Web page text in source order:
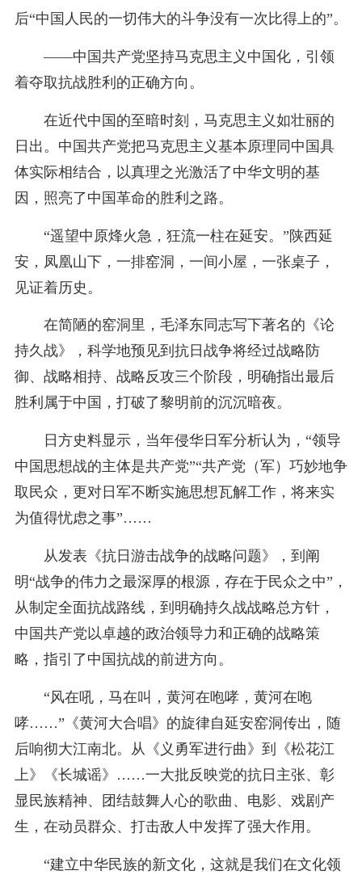
后“中国人民的一切伟大的斗争没有一次比得上的”。
——中国共产党坚持马克思主义中国化，引领
着夺取抗战胜利的正确方向。
在近代中国的至暗时刻，马克思主义如壮丽的
日出。中国共产党把马克思主义基本原理同中国具
体实际相结合，以真理之光激活了中华文明的基
因，照亮了中国革命的胜利之路。
“遥望中原烽火急，狂流一柱在延安。”陕西延
安，凤凰山下，一排窑洞，一间小屋，一张桌子，
见证着历史。
在简陋的窑洞里，毛泽东同志写下著名的《论
持久战》，科学地预见到抗日战争将经过战略防
御、战略相持、战略反攻三个阶段，明确指出最后
胜利属于中国，打破了黎明前的沉沉暗夜。
日方史料显示，当年侵华日军分析认为，“领导
中国思想战的主体是共产党”“共产党（军）巧妙地争
取民众，更对日军不断实施思想瓦解工作，将来实
为值得忧虑之事”……
从发表《抗日游击战争的战略问题》，到阐
明“战争的伟力之最深厚的根源，存在于民众之中”，
从制定全面抗战路线，到明确持久战战略总方针，
中国共产党以卓越的政治领导力和正确的战略策
略，指引了中国抗战的前进方向。
“风在吼，马在叫，黄河在咆哮，黄河在咆
哮……”《黄河大合唱》的旋律自延安窑洞传出，随
后响彻大江南北。从《义勇军进行曲》到《松花江
上》《长城谣》……一大批反映党的抗日主张、彰
显民族精神、团结鼓舞人心的歌曲、电影、戏剧产
生，在动员群众、打击敌人中发挥了强大作用。
“建立中华民族的新文化，这就是我们在文化领